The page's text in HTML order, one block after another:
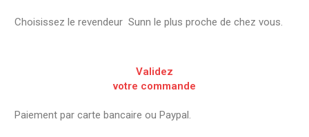
Choisissez le revendeur Sunn le plus proche de chez vous.
Validez
votre commande
Paiement par carte bancaire ou Paypal.